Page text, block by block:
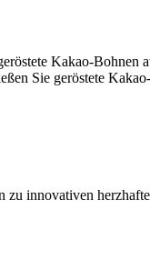
Kakao-Bohnen
Sie geröstete
zu innovativen